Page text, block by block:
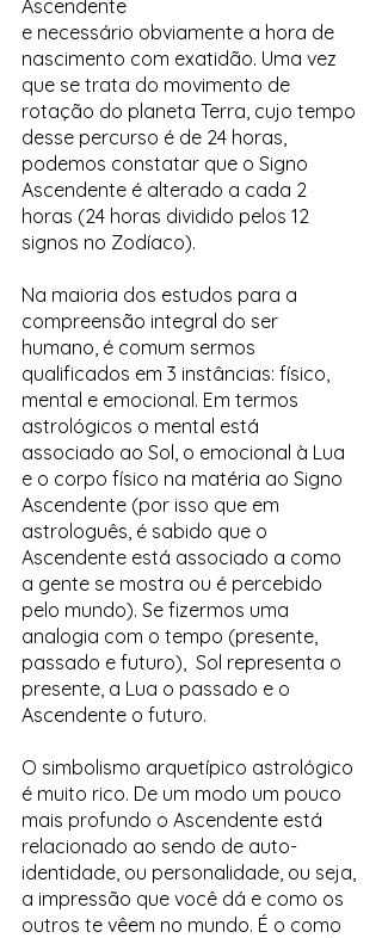
Ascendente
e necessário obviamente a hora de
nascimento com exatidão. Uma vez
que se trata do movimento de
rotação do planeta Terra, cujo tempo
desse percurso é de 24 horas,
podemos constatar que o Signo
Ascendente é alterado a cada 2
horas (24 horas dividido pelos 12
signos no Zodíaco).
Na maioria dos estudos para a
compreensão integral do ser
humano, é comum sermos
qualificados em 3 instâncias: físico,
mental e emocional. Em termos
astrológicos o mental está
associado ao Sol, o emocional à Lua
e o corpo físico na matéria ao Signo
Ascendente (por isso que em
astrologuês, é sabido que o
Ascendente está associado a como
a gente se mostra ou é percebido
pelo mundo). Se fizermos uma
analogia com o tempo (presente,
passado e futuro),  Sol representa o
presente, a Lua o passado e o
Ascendente o futuro.
O simbolismo arquetípico astrológico
é muito rico. De um modo um pouco
mais profundo o Ascendente está
relacionado ao sendo de auto-
identidade, ou personalidade, ou seja,
a impressão que você dá e como os
outros te vêem no mundo. É o como